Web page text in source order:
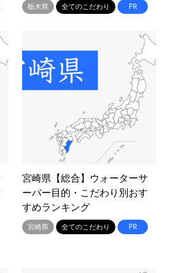
栃木県 全てのこだわり PR
宮崎県【総合】ウォーターサ
ーバー目的・こだわり別おす
すめランキング
宮崎県 全てのこだわり PR